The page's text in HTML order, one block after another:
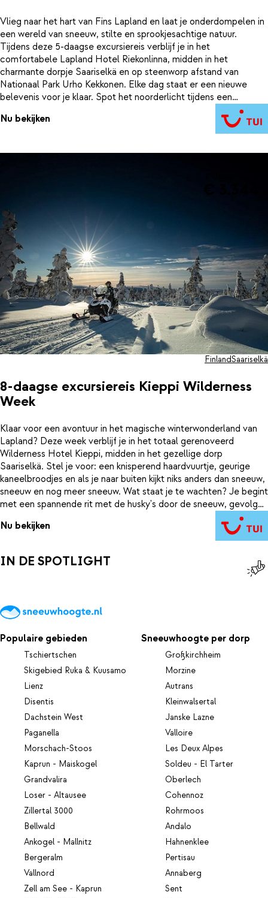
Vlieg naar het hart van Fins Lapland en laat je onderdompelen in
een wereld van sneeuw, stilte en sprookjesachtige natuur.
Tijdens deze 5-daagse excursiereis verblijf je in het
comfortabele Lapland Hotel Riekonlinna, midden in het
charmante dorpje Saariselkä en op steenworp afstand van
Nationaal Park Urho Kekkonen. Elke dag staat er een nieuwe
belevenis voor je klaar. Spot het noorderlicht tijdens een
sfeervolle avondsafari, zoef met een sneeuwscooter naar een
afgelegen meer om te ijsvissen, en laat je voorttrekken door een
enthousiaste roedel husky’s tijdens een tocht door het
Riekonlinna sluiten je meteen in hun hart.
Nu bekijken
8-daagse excursiereis Kieppi Wilderness
Week
FinlandSaariselkä
Klaar voor een avontuur in het magische winterwonderland van
Lapland? Deze week verblijf je in het totaal gerenoveerd
Wilderness Hotel Kieppi, midden in het gezellige dorp
Saariselkä. Stel je voor: een knisperend haardvuurtje, geurige
kaneelbroodjes en als je naar buiten kijkt niks anders dan sneeuw,
sneeuw en nog meer sneeuw. Wat staat je te wachten? Je begint
met een spannende rit met de husky's door de sneeuw, gevolgd
door een waanzinnige tocht op de sneeuwscooter door een
betoverend sneeuwlandschap. Natuurlijk bewonder je ook de
schattige rendieren van dichtbij. En dan is er nog de zoektocht
naar het noorderlicht: de ene dag per sneeuwscooter, de andere
dag te voet. Aan het eind van je avontuur kies je voor ultieme
ontspanning of nog een laatste dosis avontuur, voordat je met
naar huis.
Nu bekijken
IN DE SPOTLIGHT
Populaire gebieden
Tschiertschen
Skigebied Ruka & Kuusamo
Lienz
Disentis
Dachstein West
Paganella
Morschach-Stoos
Kaprun - Maiskogel
Grandvalira
Loser - Altausee
Zillertal 3000
Bellwald
Ankogel - Mallnitz
Bergeralm
Vallnord
Zell am See - Kaprun
Sneeuwhoogte per dorp
Großkirchheim
Morzine
Autrans
Kleinwalsertal
Janske Lazne
Valloire
Les Deux Alpes
Soldeu - El Tarter
Oberlech
Cohennoz
Rohrmoos
Andalo
Hahnenklee
Pertisau
Annaberg
Sent